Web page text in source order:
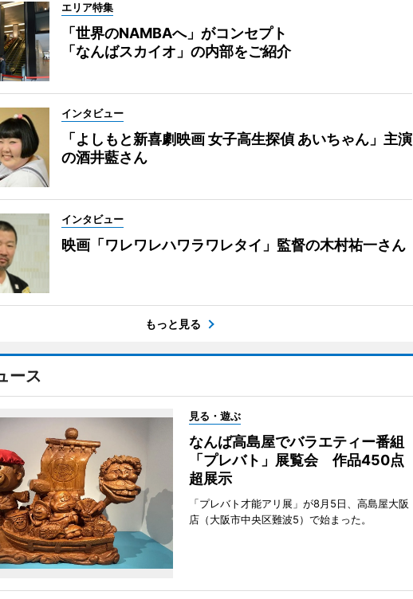
エリア特集
「世界のNAMBAへ」がコンセプト
「なんばスカイオ」の内部をご紹介
インタビュー
「よしもと新喜劇映画 女子高生探偵 あいちゃん」主演
の酒井藍さん
インタビュー
映画「ワレワレハワラワレタイ」監督の木村祐一さん
もっと見る
ース
見る・遊ぶ
なんば高島屋でバラエティー番組
「プレバト」展覧会 作品450点
超展示
「プレバト才能アリ展」が8月5日、高島屋大阪
店（大阪市中央区難波5）で始まった。